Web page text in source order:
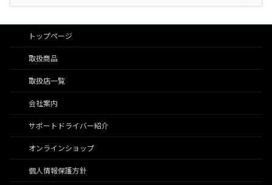
トップページ
取扱商品
取扱店一覧
会社案内
サポートドライバー紹介
オンラインショップ
個人情報保護方針